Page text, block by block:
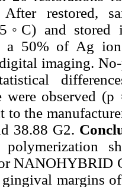
After restored,
◦ C) and stored
a 50% of Ag
imaging.
were observed
to the
38.88 G2.
polymerization
NANOHYBRID
margins